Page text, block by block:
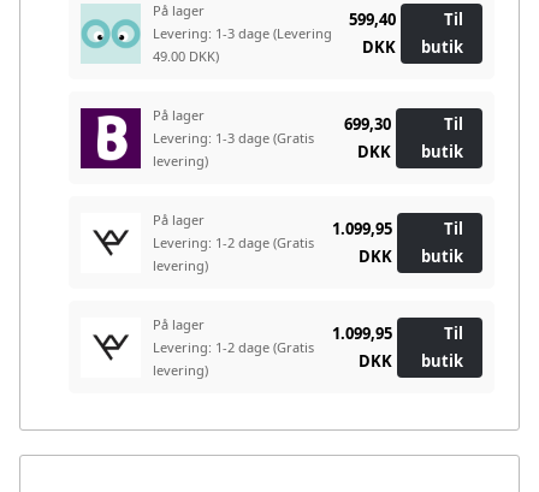
På lager
Levering: 1-3 dage (Levering
49.00 DKK)
599,40
DKK
Til
butik
På lager
Levering: 1-3 dage (Gratis
levering)
699,30
DKK
Til
butik
På lager
Levering: 1-2 dage (Gratis
levering)
1.099,95
DKK
Til
butik
På lager
Levering: 1-2 dage (Gratis
levering)
1.099,95
DKK
Til
butik